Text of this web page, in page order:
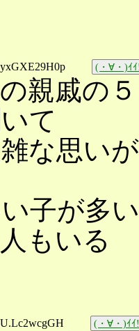
(・∀・)ｲ
親戚の
て
な思い
子が多
もいる
(・∀・)ｲ